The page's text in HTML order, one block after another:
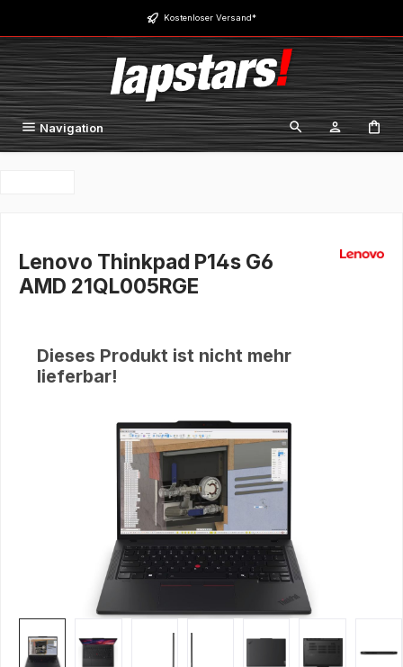
Zum Hauptinhalt springen Kostenloser Versand*
Navigation
Lenovo Thinkpad P14s G6
AMD 21QL005RGE
Dieses Produkt ist nicht mehr
lieferbar!
Bildergalerie überspringen